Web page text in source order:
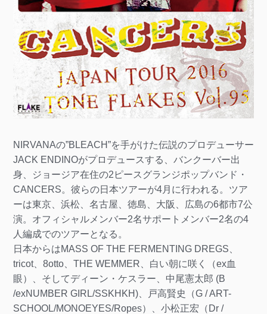
NIRVANAの”BLEACH”を手がけた伝説のプロデューサー
JACK ENDINOがプロデュースする、バンクーバー出
身、ジョージア在住の2ピースグランジポップバンド・
CANCERS。彼らの日本ツアーが4月に行われる。ツア
ーは東京、浜松、名古屋、徳島、大阪、広島の6都市7公
演。オフィシャルメンバー2名サポートメンバー2名の4
人編成でのツアーとなる。
日本からはMASS OF THE FERMENTING DREGS、
tricot、8otto、THE WEMMER、白い朝に咲く（ex血
眼）、そしてディーン・ケスラー、中尾憲太郎 (B
/exNUMBER GIRL/SSKHKH)、戸高賢史（G / ART-
SCHOOL/MONOEYES/Ropes）、小松正宏（Dr /